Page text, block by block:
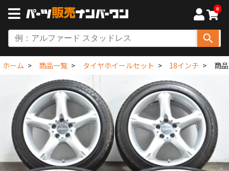
0
ホーム 商品一覧 タイヤホイールセット 18インチ 商